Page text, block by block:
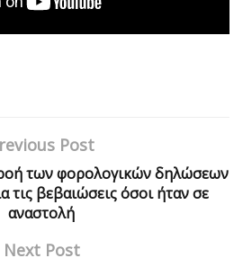
Post
των φορολογικών δηλώσεων
τις βεβαιώσεις όσοι ήταν σε
αναστολή
Next Post